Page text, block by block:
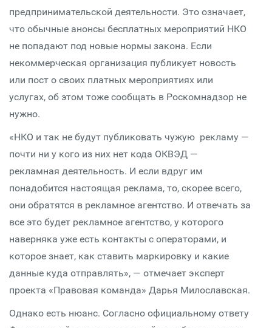
предпринимательской деятельности. Это означает,
что обычные анонсы бесплатных мероприятий НКО
не попадают под новые нормы закона. Если
некоммерческая организация публикует новость
или пост о своих платных мероприятиях или
услугах, об этом тоже сообщать в Роскомнадзор не
нужно.
«НКО и так не будут публиковать чужую рекламу —
почти ни у кого из них нет кода ОКВЭД —
рекламная деятельность. И если вдруг им
понадобится настоящая реклама, то, скорее всего,
они обратятся в рекламное агентство. И отвечать за
все это будет рекламное агентство, у которого
наверняка уже есть контакты с операторами, и
которое знает, как ставить маркировку и какие
данные куда отправлять», — отмечает эксперт
проекта «Правовая команда» Дарья Милославская.
Однако есть нюанс. Согласно официальному ответу